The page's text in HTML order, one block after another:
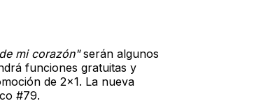
mi corazón"serán algunos
funciones gratuitas y
de 2x1. La nueva
#79.